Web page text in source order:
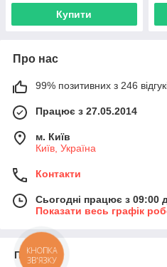
Купити
Про нас
99% позитивних з 246
Працює з 27.05.2014
м. Київ
Київ, Україна
Контакти
Сьогодні працює з 09:00
Показати весь графік
Про нас
КНОПКА
ЗВ'ЯЗКУ